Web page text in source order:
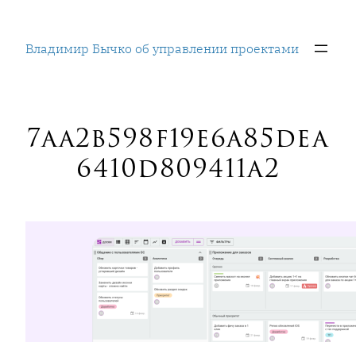
содержимому
Владимир Бычко об управлении проектами
7aa2b598f19e6a85dea
6410d809411a2